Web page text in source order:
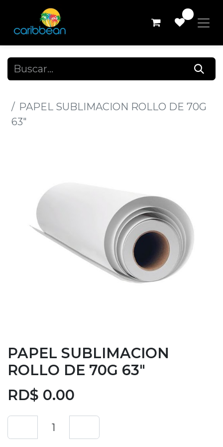
PAPEL SUBLIMACION ROLLO DE 70G
63"
PAPEL SUBLIMACION
ROLLO DE 70G 63"
RD$ 0.00